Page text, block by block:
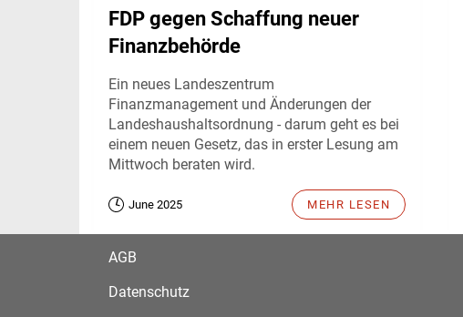
FDP gegen Schaffung neuer
Finanzbehörde
Ein neues Landeszentrum
Finanzmanagement und Änderungen der
Landeshaushaltsordnung - darum geht es bei
einem neuen Gesetz, das in erster Lesung am
Mittwoch beraten wird.
June 2025 MEHR LESEN
AGB
Datenschutz